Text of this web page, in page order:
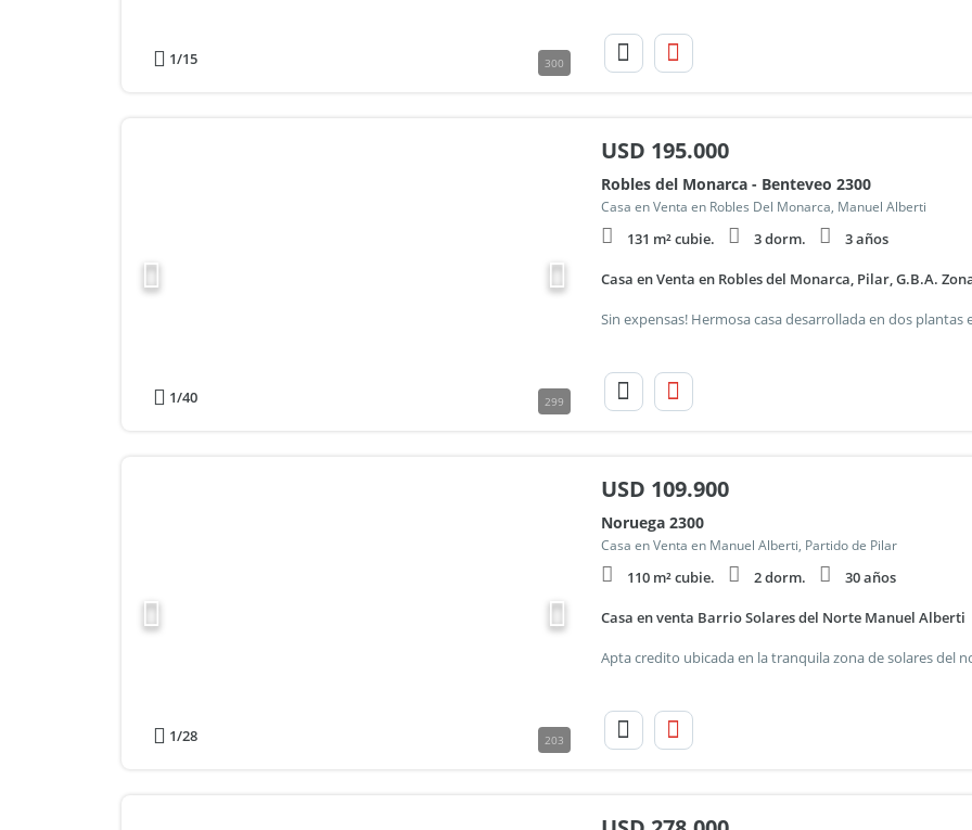
1/15 300
1/40 299
USD 195.000
Robles del Monarca - Benteveo 2300
Casa en Venta en Robles Del Monarca, Manuel Alberti
131 m² cubie. 3 dorm. 3 años
Casa en Venta en Robles del Monarca, Pilar, G.B.A.
1/28 203
USD 109.900
Noruega 2300
Casa en Venta en Manuel Alberti, Partido de Pilar
110 m² cubie. 2 dorm. 30 años
Casa en venta Barrio Solares del Norte Manuel Alberti